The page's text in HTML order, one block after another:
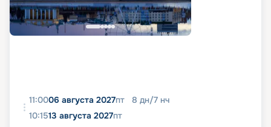
11:0006 августа 2027пт 8 дн/7 нч
10:1513 августа 2027пт